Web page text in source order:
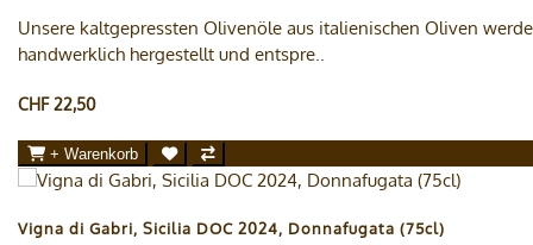
Unsere kaltgepressten Olivenöle aus italienischen Oliven
handwerklich hergestellt und entspre..
CHF 22,50
+ Warenkorb
Vigna di Gabri, Sicilia DOC 2024, Donnafugata (75cl)